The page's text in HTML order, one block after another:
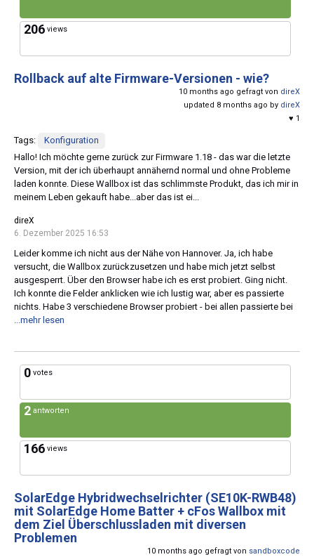
206 views
Rollback auf alte Firmware-Versionen - wie?
10 months ago gefragt von direX
updated 8 months ago by direX
♥ 1
Tags:
Konfiguration
Hallo! Ich möchte gerne zurück zur Firmware 1.18 - das war die letzte
Version, mit der ich überhaupt annähernd normal und ohne Probleme
laden konnte. Diese Wallbox ist das schlimmste Produkt, das ich mir in
meinem Leben gekauft habe...aber das ist ei...
direX
6. Dezember 2025 16:53
Leider komme ich nicht aus der Nähe von Hannover. Ja, ich habe
versucht, die Wallbox zurückzusetzen und habe mich jetzt selbst
ausgesperrt. Über den Browser habe ich es erst probiert. Ging nicht.
Ich konnte die Felder anklicken wie ich lustig war, aber es passierte
nichts. Habe 3 verschiedene Browser probiert - bei allen passierte bei
...mehr lesen
0 votes
2 antworten
166 views
SolarEdge Hybridwechselrichter (SE10K-RWB48)
mit SolarEdge Home Batter + cFos Wallbox mit
dem Ziel Überschlussladen mit diversen
Problemen
10 months ago gefragt von sandboxcode